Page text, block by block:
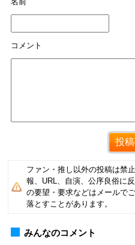
コメント
ファン・推し以外の投稿は禁
報、URL、自演、公序良俗に
の要望・要求などはメールで
落とすことがあります。
みんなのコメント